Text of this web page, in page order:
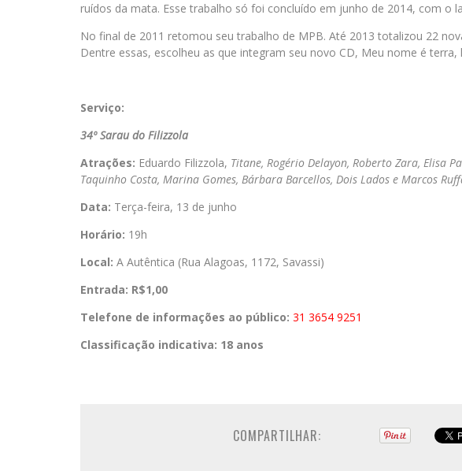
ruídos da mata. Esse trabalho só foi concluído em junho de 2014, com o
No final de 2011 retomou seu trabalho de MPB. Até 2013 totalizou 22
Dentre essas, escolheu as que integram seu novo CD, Meu nome é terra,
Serviço:
34º Sarau do Filizzola
Atrações: Eduardo Filizzola, Titane, Rogério Delayon, Roberto Zara, Elisa
Taquinho Costa, Marina Gomes, Bárbara Barcellos, Dois Lados e Marcos
Data: Terça-feira, 13 de junho
Horário: 19h
Local: A Autêntica (Rua Alagoas, 1172, Savassi)
Entrada: R$1,00
Telefone de informações ao público: 31 3654 9251
Classificação indicativa: 18 anos
COMPARTILHAR: